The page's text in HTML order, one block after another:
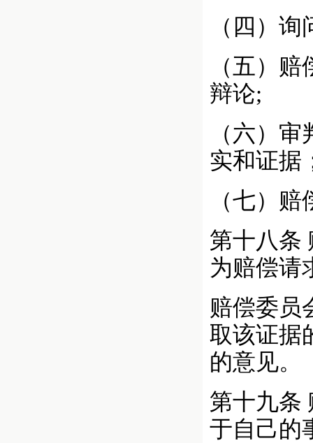
（四）
（五）
辩论;
（六）
实和证据
（七）
第十八条
为赔偿请
赔偿委员
取该证据
的意见。
第十九条
于自己的